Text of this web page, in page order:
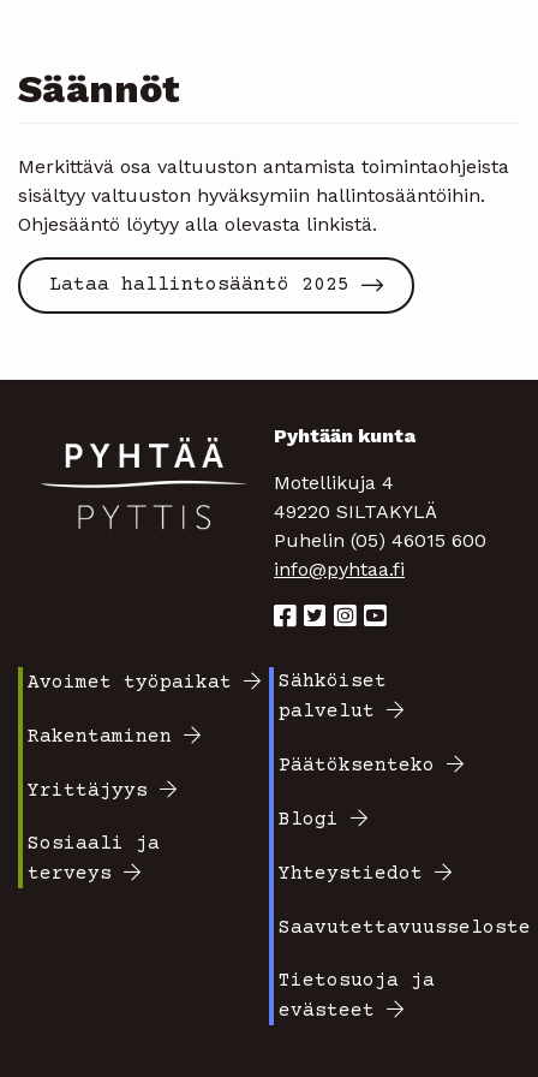
Säännöt
Merkittävä osa valtuuston antamista toimintaohjeista
sisältyy valtuuston hyväksymiin hallintosääntöihin.
Ohjesääntö löytyy alla olevasta linkistä.
Lataa hallintosääntö 2025
Pyhtään kunta
Motellikuja 4
49220 SILTAKYLÄ
Puhelin (05) 46015 600
info@pyhtaa.fi
valikko
1
Avoimet työpaikat
Rakentaminen
Yrittäjyys
Sosiaali ja
terveys
Footer
2
Sähköiset
palvelut
Päätöksenteko
Blogi
Yhteystiedot
Saavutettavuusseloste
Tietosuoja ja
evästeet